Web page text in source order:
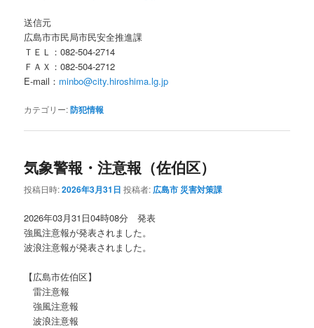
送信元
広島市市民局市民安全推進課
ＴＥＬ：082-504-2714
ＦＡＸ：082-504-2712
E-mail： minbo@city.hiroshima.lg.jp
カテゴリー:防犯情報
気象警報・注意報（佐伯区）
投稿日時:2026年3月31日 投稿者: 広島市 災害対策課
2026年03月31日04時08分 発表
強風注意報が発表されました。
波浪注意報が発表されました。
【広島市佐伯区】
雷注意報
強風注意報
波浪注意報